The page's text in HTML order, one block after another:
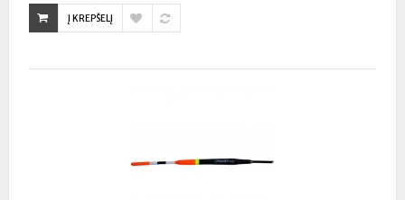
Į KREPŠELĮ